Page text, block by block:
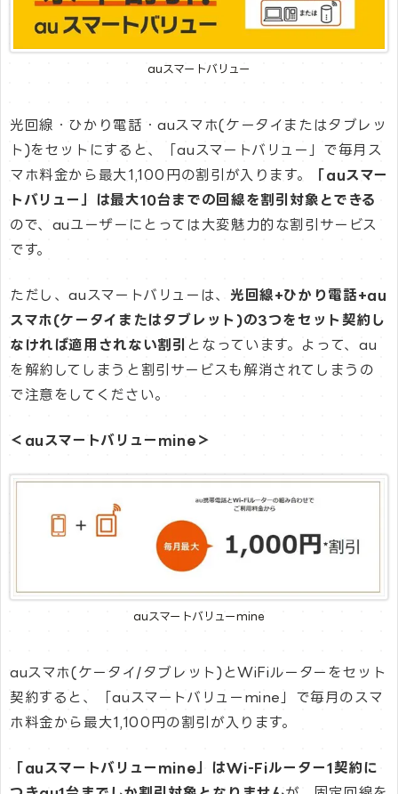
auスマートバリュー
光回線・ひかり電話・auスマホ(ケータイまたはタブレッ
ト)をセットにすると、「auスマートバリュー」で毎月ス
マホ料金から最大1,100円の割引が入ります。
「auスマー
トバリュー」は最大10台までの回線を割引対象とできる
ので、auユーザーにとっては大変魅力的な割引サービス
です。
ただし、auスマートバリューは、 光回線+ひかり電話+au
スマホ(ケータイまたはタブレット)の3つをセット契約し
なければ適用されない割引 となっています。よって、au
を解約してしまうと割引サービスも解消されてしまうの
で注意をしてください。
＜auスマートバリューmine＞
auスマートバリューmine
auスマホ(ケータイ/タブレット)とWiFiルーターをセット
契約すると、「auスマートバリューmine」で毎月のスマ
ホ料金から最大1,100円の割引が入ります。
「auスマートバリューmine」はWi-Fiルーター1契約に